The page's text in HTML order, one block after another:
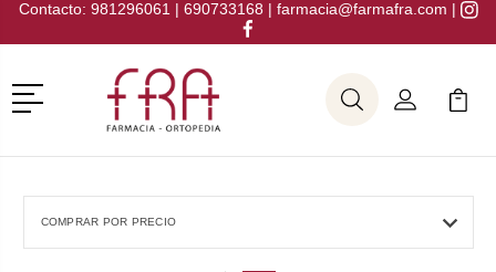
Contacto: 981296061 | 690733168 | farmacia@farmafra.com |
Menú
BuscarMi Cuenta
Mi
COMPRAR POR PRECIO